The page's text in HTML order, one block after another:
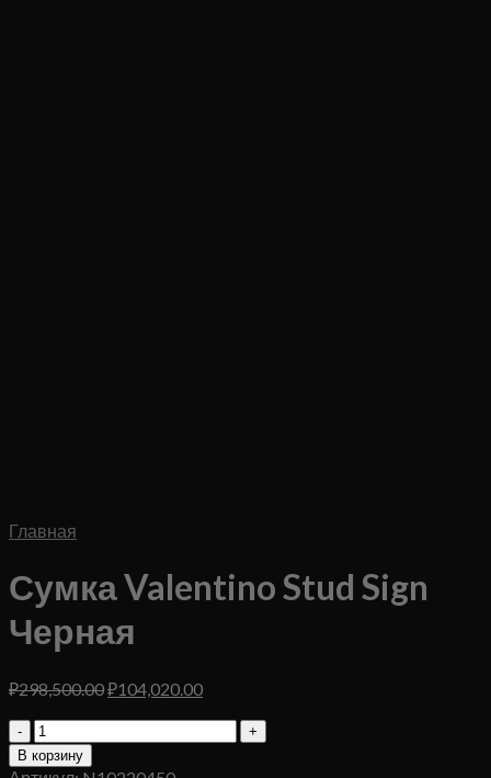
Главная
Сумка Valentino Stud Sign
Черная
₽298,500.00Первоначальная
₽104,020.00Текущая
₽104,020.00.
Количество
товара
Сумка
В корзину